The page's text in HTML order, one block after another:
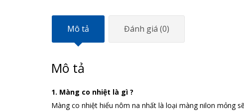
Mô tả Đánh giá (0)
Mô tả
1. Màng co nhiệt là gì ?
Màng co nhiệt hiểu nôm na nhất là loại màng nilon mỏng